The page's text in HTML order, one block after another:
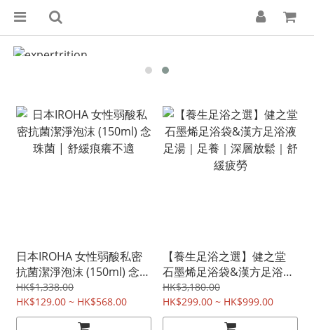
日本IROHA 女性弱酸私密
抗菌潔淨泡沫 (150ml) 念珠
菌 | 舒緩痕癢不適
HK$1,338.00
HK$129.00 ~ HK$568.00
【養生足浴之選】健之堂
石墨烯足浴袋&漢方足浴液
足湯｜足養｜深層放鬆｜舒
緩疲勞
HK$3,180.00
HK$299.00 ~ HK$999.00